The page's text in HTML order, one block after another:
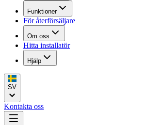
Funktioner
För återförsäljare
Om oss
Hitta installatör
Hjälp
SV
Kontakta oss